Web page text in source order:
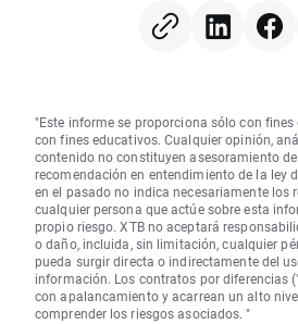
"Este informe se proporciona sólo con
con fines educativos. Cualquier opinión,
contenido no constituyen asesoramiento
recomendación en entendimiento de la ley
en el pasado no indica necesariamente los
cualquier persona que actúe sobre esta
propio riesgo. XTB no aceptará
o daño, incluida, sin limitación, cualquier
pueda surgir directa o indirectamente del
información. Los contratos por diferencias
con apalancamiento y acarrean un alto
comprender los riesgos asociados. "